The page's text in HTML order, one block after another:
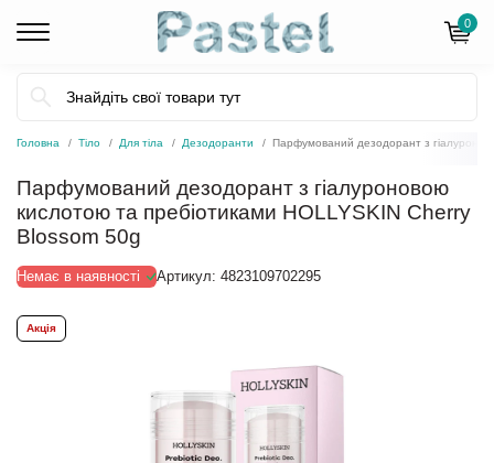
0
Головна Тіло Для тіла Дезодоранти Парфумований дезодорант з
Парфумований дезодорант з гіалуроновою
кислотою та пребіотиками HOLLYSKIN Cherry
Blossom 50g
Немає в наявності Артикул: 4823109702295
Акція